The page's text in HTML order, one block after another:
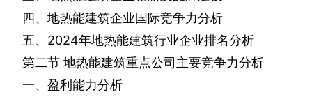
四、地热能建筑企业国际竞争力分析
五、 2024年地热能建筑行业企业排名分析
第二节 地热能建筑重点公司主要竞争力分析
一、盈利能力分析